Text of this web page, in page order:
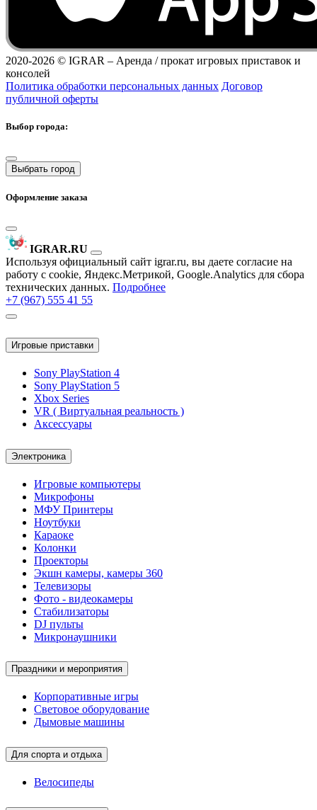
2020-2026 © IGRAR – Аренда / прокат игровых приставок и
консолей
Политика обработки персональных данных Договор
публичной оферты
Выбор города:
Выбрать город
Оформление заказа
IGRAR.RU
Используя официальный сайт igrar.ru, вы даете согласие на
работу с cookie, Яндекс.Метрикой, Google.Analytics для сбора
технических данных. Подробнее
+7 (967) 555 41 55
Игровые приставки
Sony PlayStation 4
Sony PlayStation 5
Xbox Series
VR ( Виртуальная реальность )
Аксессуары
Электроника
Игровые компьютеры
Микрофоны
МФУ Принтеры
Ноутбуки
Караоке
Колонки
Проекторы
Экшн камеры, камеры 360
Телевизоры
Фото - видеокамеры
Стабилизаторы
DJ пульты
Микронаушники
Праздники и мероприятия
Корпоративные игры
Световое оборудование
Дымовые машины
Для спорта и отдыха
Велосипеды